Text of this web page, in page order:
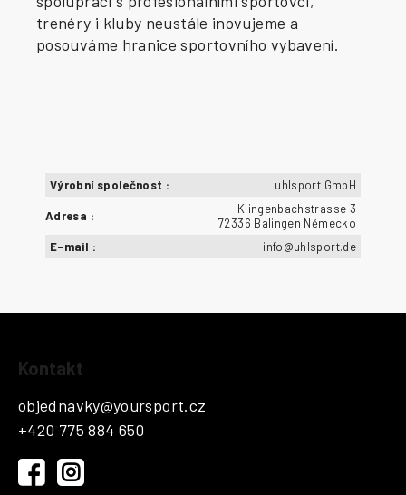
trenéry i kluby neustále inovujeme a
posouváme hranice sportovního vybavení.
Výrobní společnost : uhlsport GmbH
Adresa :
Klingenbachstrasse 3
72336 Balingen Německo
E-mail : info@uhlsport.de
Kontakt
objednavky@yoursport.cz
+420 775 884 650